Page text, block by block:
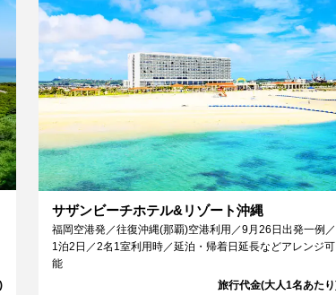
サザンビーチホテル&リゾート沖縄
福岡空港発／往復沖縄(那覇)空港利用／9月26日出発一例／
1泊2日／2名1室利用時／延泊・帰着日延長などアレンジ可
能